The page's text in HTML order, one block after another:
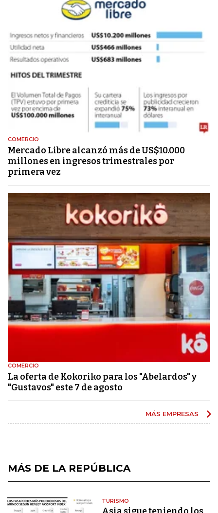
COMERCIO
Mercado Libre alcanzó más de US$10.000
millones en ingresos trimestrales por
primera vez
COMERCIO
La oferta de Kokoriko para los "Abelardos" y
"Gustavos" este 7 de agosto
MÁS EMPRESAS
MÁS DE LA REPÚBLICA
TURISMO